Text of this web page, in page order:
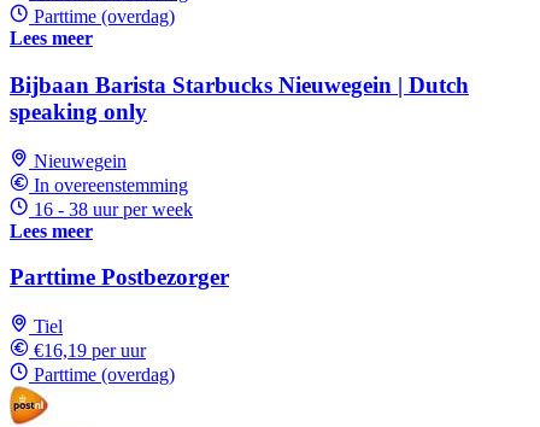
Parttime (overdag)
Lees meer
Bijbaan Barista Starbucks Nieuwegein | Dutch
speaking only
Nieuwegein
In overeenstemming
16 - 38 uur per week
Lees meer
Parttime Postbezorger
Tiel
€16,19 per uur
Parttime (overdag)